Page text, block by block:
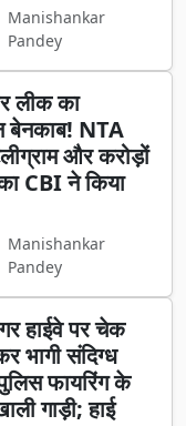
Manishankar
Pandey
लीक का
बेनकाब! NTA
और करोड़ों
CBI ने किया
Manishankar
Pandey
हाईवे पर चेक
भागी संदिग्ध
पुलिस फायरिंग के
गाड़ी; हाई